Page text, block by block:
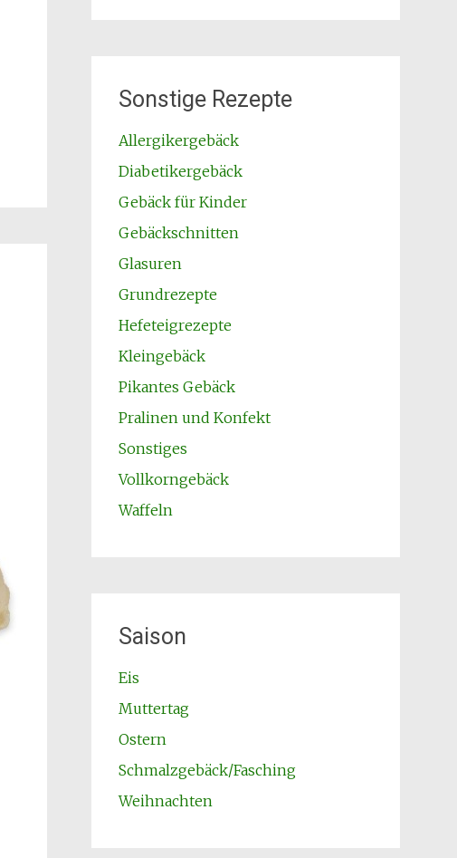
Sonstige Rezepte
Allergikergebäck
Diabetikergebäck
Gebäck für Kinder
Gebäckschnitten
Glasuren
Grundrezepte
Hefeteigrezepte
Kleingebäck
Pikantes Gebäck
Pralinen und Konfekt
Sonstiges
Vollkorngebäck
Waffeln
Saison
Eis
Muttertag
Ostern
Schmalzgebäck/Fasching
Weihnachten